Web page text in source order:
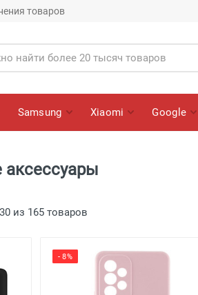
товаров
Samsung Xiaomi Google
из 165 товаров
- 8%